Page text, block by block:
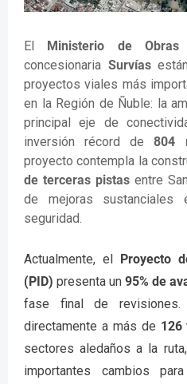
El Ministerio de Obras
concesionaria Survías
proyectos viales más
en la Región de Ñuble: la
principal eje de
inversión récord de804
proyecto contempla la
de terceras pistasentre
de mejoras sustanciales
seguridad.
Actualmente, el Proyecto
(PID) presenta un 95% de
fase final de revisiones.
directamente a más de 126
sectores aledaños a la
importantes cambios